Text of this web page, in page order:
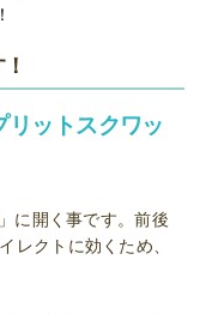
リットスクワッ
に開く事です。前後
レクトに効くため、